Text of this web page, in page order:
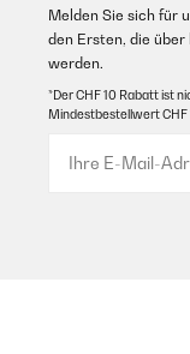
Bin sehr zufrieden
Ansonsten könnte die
Amazon-Benutzer
Melden Sie sich für
den Ersten, die
werden.
*Der CHF 10 Rabatt ist
Mindestbestellwert CHF